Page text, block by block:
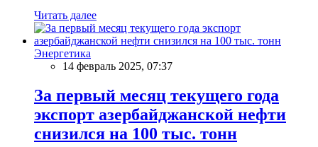
Читать далее
Энергетика
14 февраль 2025, 07:37
За первый месяц текущего года
экспорт азербайджанской нефти
снизился на 100 тыс. тонн